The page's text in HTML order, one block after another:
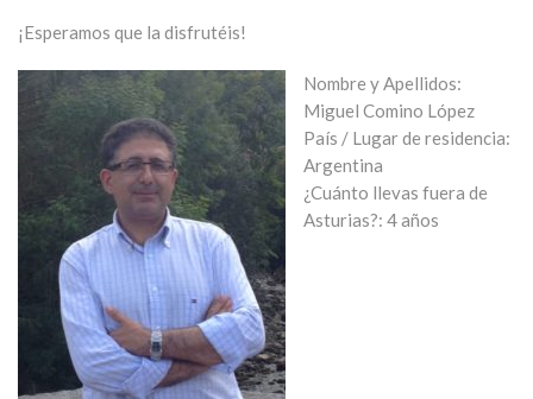
¡Esperamos que la disfrutéis!
Nombre y Apellidos:
Miguel Comino López
País / Lugar de residencia:
Argentina
¿Cuánto llevas fuera de
Asturias?: 4 años